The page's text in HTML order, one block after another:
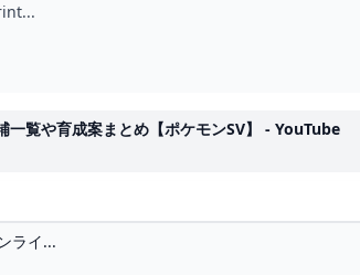
覧や育成案まとめ【ポケモンSV】 - YouTube
ライ...